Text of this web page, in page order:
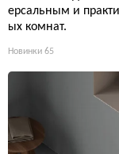
ерсальным и
ых комнат.
Новинки 65